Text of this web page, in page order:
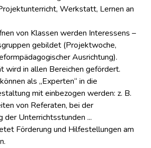
Werkstatt, Lernen an
von Klassen werden Interessens –
gebildet (Projektwoche,
Ausrichtung).
wird in allen Bereichen gefördert.
als „Experten“ in die
mit einbezogen werden: z. B.
von Referaten, bei der
der Unterrichtsstunden ...
Förderung und Hilfestellungen am